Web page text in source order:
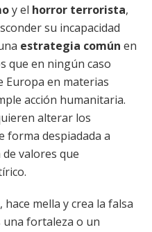
y el horror terrorista,
su incapacidad
estrategia común en
que en ningún caso
Europa en materias
acción humanitaria.
alterar los
forma despiadada a
valores que
mella y crea la falsa
una fortaleza o un